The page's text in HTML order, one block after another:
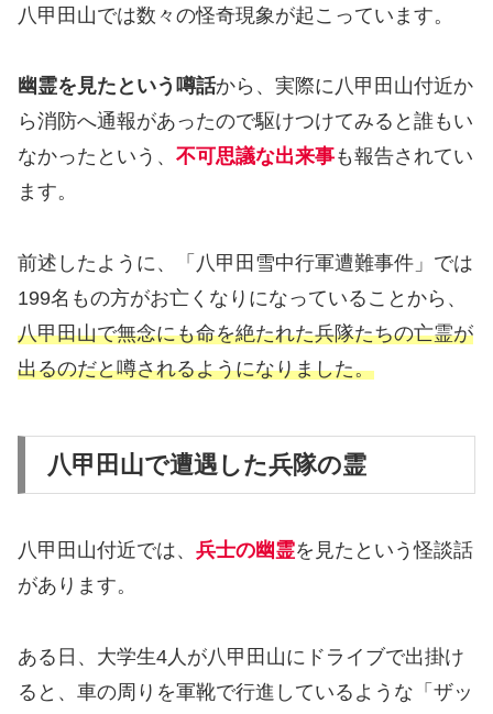
八甲田山では数々の怪奇現象が起こっています。
幽霊を見たという噂話から、実際に八甲田山付近か
ら消防へ通報があったので駆けつけてみると誰もい
なかったという、 不可思議な出来事も報告されてい
ます。
前述したように、「八甲田雪中行軍遭難事件」では
199名もの方がお亡くなりになっていることから、
八甲田山で無念にも命を絶たれた兵隊たちの亡霊が
出るのだと噂されるようになりました。
八甲田山で遭遇した兵隊の霊
八甲田山付近では、 兵士の幽霊を見たという怪談話
があります。
ある日、大学生4人が八甲田山にドライブで出掛け
ると、車の周りを軍靴で行進しているような「ザッ